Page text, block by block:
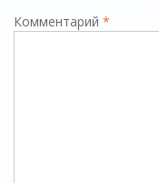
Комментарий *